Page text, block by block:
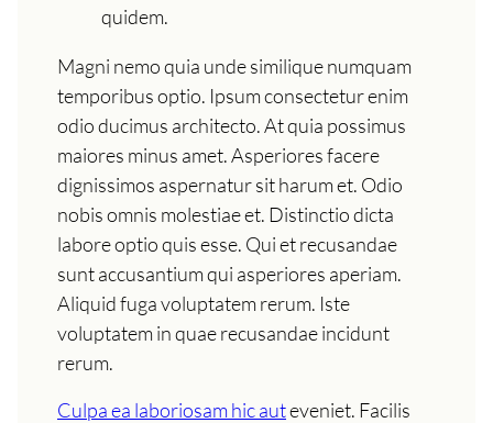
quidem.
Magni nemo quia unde similique numquam
temporibus optio. Ipsum consectetur enim
odio ducimus architecto. At quia possimus
maiores minus amet. Asperiores facere
dignissimos aspernatur sit harum et. Odio
nobis omnis molestiae et. Distinctio dicta
labore optio quis esse. Qui et recusandae
sunt accusantium qui asperiores aperiam.
Aliquid fuga voluptatem rerum. Iste
voluptatem in quae recusandae incidunt
rerum.
Culpa ea laboriosam hic auteveniet. Facilis